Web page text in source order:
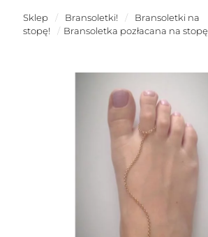
Sklep / Bransoletki! /
Bransoletki na
stopę!
/ Bransoletka pozłacana na stopę